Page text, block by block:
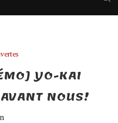
YO-KAI
NOUS!